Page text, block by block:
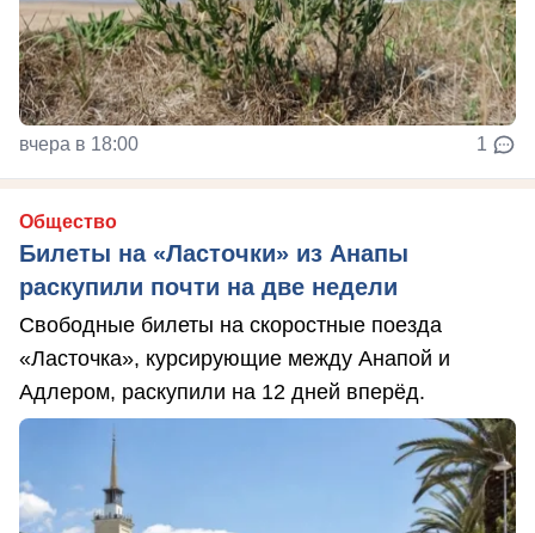
вчера в 18:00 1
Общество
Билеты на «Ласточки» из Анапы
раскупили почти на две недели
Свободные билеты на скоростные поезда
«Ласточка», курсирующие между Анапой и
Адлером, раскупили на 12 дней вперёд.